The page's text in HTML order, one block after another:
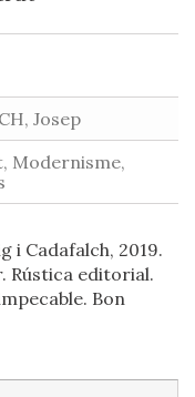
Josep
Modernisme,
i Cadafalch, 2019.
Rústica editorial.
Bon